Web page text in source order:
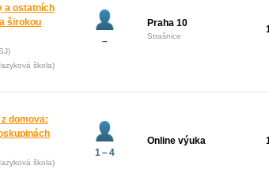
a ostatních
širokou
škola)
–
Praha 10
Strašnice
domova:
škola)
1 – 4
Online výuka